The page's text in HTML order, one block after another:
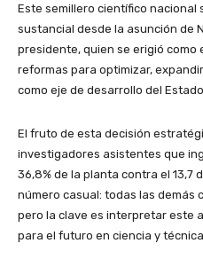
Este semillero científico nacional
sustancial desde la asunción de
presidente, quien se erigió como
reformas para optimizar,
como eje de desarrollo del
El fruto de esta decisión
investigadores asistentes que
36,8% de la planta contra el 13,7
número casual: todas las demás
pero la clave es interpretar este
para el futuro en ciencia y